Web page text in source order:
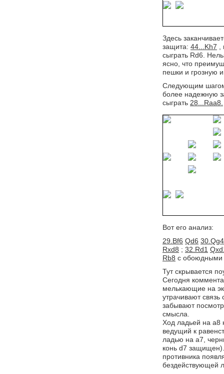
Здесь
защита: 44...Kh7
сыграть Rd6.
ясно, что
пешки и грозную
Следующим шагом
более надежную
сыграть 28...Raa8.
Вот его анализ:
29.Bf6 Qd6 30.Qg4
Rxd8 ; 32.Rd1
Rb8 с
Тут скрывается
Сегодня
мелькающие на
утрачивают
забывают
смысла.
Ход ладьей на a8
ведущий к
ладью на a7,
конь d7
противника
бездействующей